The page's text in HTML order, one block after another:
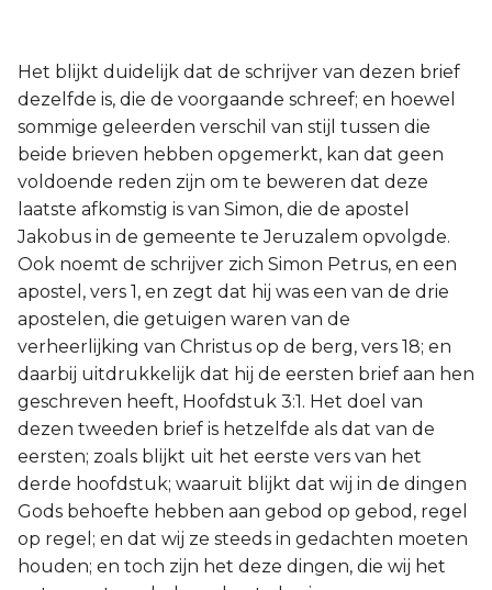
Richteren
Ruth
1 Samuël
2 Samuël
1 Koningen
2 Koningen
1 Kronieken
2 Kronieken
Ezra
Nehémia
Het blijkt duidelijk dat de schrijver van dezen brief
dezelfde is, die de voorgaande schreef; en hoewel
sommige geleerden verschil van stijl tussen die
beide brieven hebben opgemerkt, kan dat geen
voldoende reden zijn om te beweren dat deze
laatste afkomstig is van Simon, die de apostel
Jakobus in de gemeente te Jeruzalem opvolgde.
Ook noemt de schrijver zich Simon Petrus, en een
apostel, vers 1, en zegt dat hij was een van de drie
apostelen, die getuigen waren van de
verheerlijking van Christus op de berg, vers 18; en
daarbij uitdrukkelijk dat hij de eersten brief aan hen
geschreven heeft, Hoofdstuk 3:1. Het doel van
dezen tweeden brief is hetzelfde als dat van de
eersten; zoals blijkt uit het eerste vers van het
derde hoofdstuk; waaruit blijkt dat wij in de dingen
Gods behoefte hebben aan gebod op gebod, regel
op regel; en dat wij ze steeds in gedachten moeten
houden; en toch zijn het deze dingen, die wij het